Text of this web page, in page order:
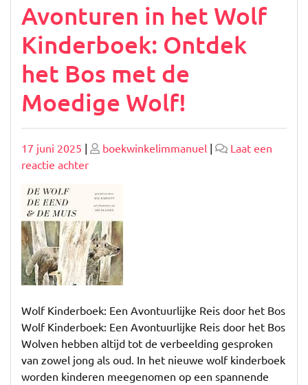
Avonturen in het Wolf
Kinderboek: Ontdek
het Bos met de
Moedige Wolf!
Geplaatst
op
17 juni 2025 | Geplaatst
boekwinkelimmanuel |
Laat een
reactie achterop
in
het
Wolf
Kinderboek:
Ontdek
het
met
de
Moedige
Wolf!
Wolf Kinderboek: Een Avontuurlijke Reis door het Bos
Wolf Kinderboek: Een Avontuurlijke Reis door het Bos
Wolven hebben altijd tot de verbeelding gesproken
van zowel jong als oud. In het nieuwe wolf kinderboek
worden kinderen meegenomen op een spannende